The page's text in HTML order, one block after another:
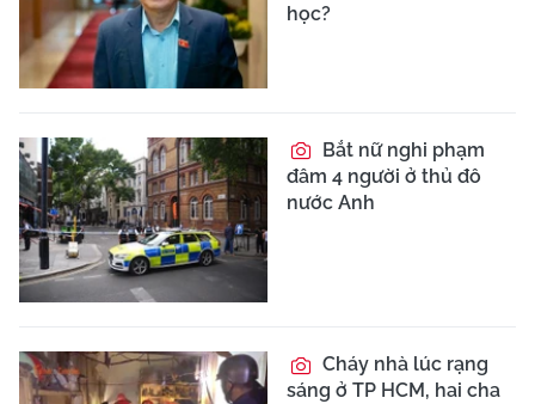
học?
Bắt nữ nghi phạm
đâm 4 người ở thủ đô
nước Anh
Cháy nhà lúc rạng
sáng ở TP HCM, hai cha